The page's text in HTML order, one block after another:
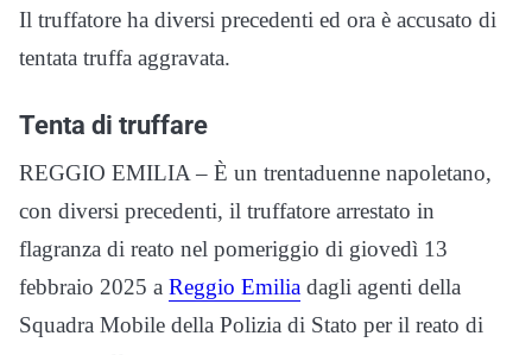
Il truffatore ha diversi precedenti ed ora è accusato di
tentata truffa aggravata.
Tenta di truffare
REGGIO EMILIA – È un trentaduenne napoletano,
con diversi precedenti, il truffatore arrestato in
flagranza di reato nel pomeriggio di giovedì 13
febbraio 2025 a Reggio Emilia dagli agenti della
Squadra Mobile della Polizia di Stato per il reato di